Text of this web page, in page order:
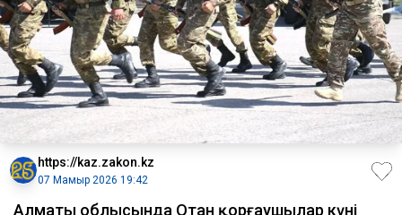
https://kaz.zakon.kz
07 Мамыр 2026 19:42
Алматы облысында Отан қорғаушылар күні